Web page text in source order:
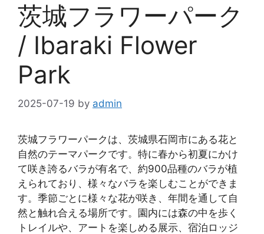
茨城フラワーパーク
/ Ibaraki Flower
Park
2025-07-19 by admin
茨城フラワーパークは、茨城県石岡市にある花と
自然のテーマパークです。特に春から初夏にかけ
て咲き誇るバラが有名で、約900品種のバラが植
えられており、様々なバラを楽しむことができま
す。季節ごとに様々な花が咲き、年間を通して自
然と触れ合える場所です。園内には森の中を歩く
トレイルや、アートを楽しめる展示、宿泊ロッジ